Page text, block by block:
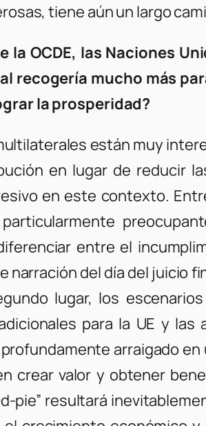
tiene aún un largo
la OCDE, las Naciones
recogería mucho más
la prosperidad?
están muy
en lugar de reducir
en este contexto.
entre el
del día del juicio
lugar, los
para la UE y
arraigado
crear valor y obtener
pie” resultará